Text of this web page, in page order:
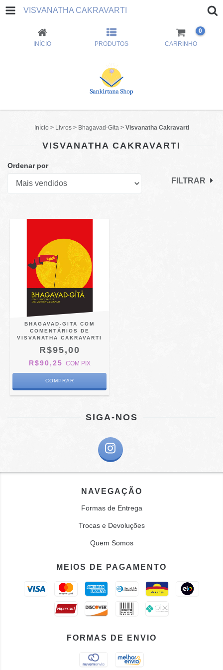
VISVANATHA CAKRAVARTI
INÍCIO PRODUTOS CARRINHO
0
Início > Livros > Bhagavad-Gita > Visvanatha Cakravarti
VISVANATHA CAKRAVARTI
Ordenar por
FILTRAR
BHAGAVAD-GITA COM
COMENTÁRIOS DE
VISVANATHA CAKRAVARTI
R$95,00
R$90,25 COM PIX
SIGA-NOS
NAVEGAÇÃO
Formas de Entrega
Trocas e Devoluções
Quem Somos
MEIOS DE PAGAMENTO
FORMAS DE ENVIO